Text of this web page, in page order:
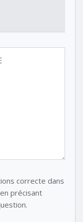
correcte dans
précisant